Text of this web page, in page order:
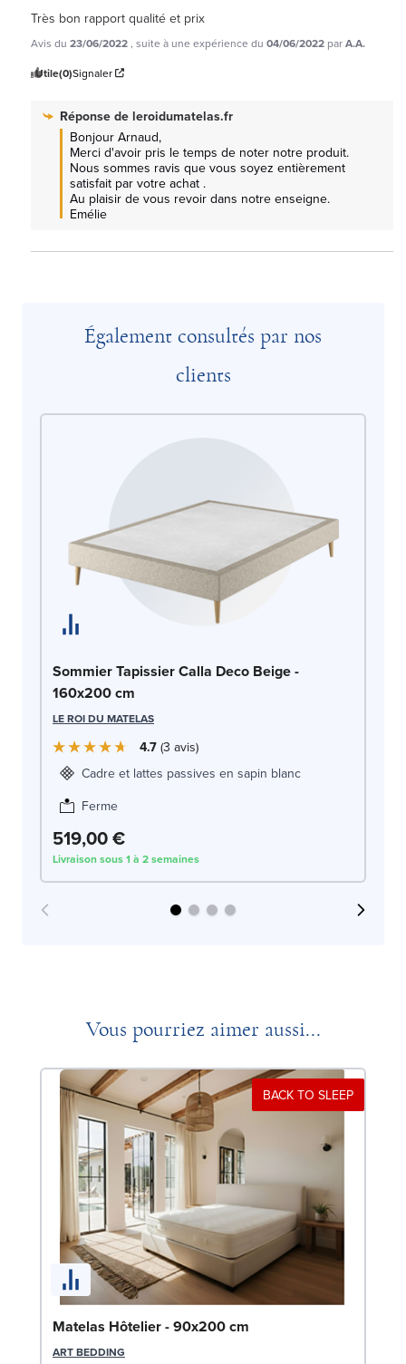
Très bon rapport qualité et prix
Avis du 23/06/2022, suite à une expérience du 04/06/2022 parA.A.
Utile(0)Signaler
Réponse de leroidumatelas.fr
Bonjour Arnaud,
Merci d'avoir pris le temps de noter notre produit.
Nous sommes ravis que vous soyez entièrement
satisfait par votre achat .
Au plaisir de vous revoir dans notre enseigne.
Emélie
Également consultés par nos
clients
Sommier Tapissier Calla Deco Beige -
160x200 cm
LE ROI DU MATELAS
4.7 3 avis
Cadre et lattes passives en sapin blanc
Ferme
519,00 €
Livraison sous 1 à 2 semaines
Vous pourriez aimer aussi...
BACK TO SLEEP
Matelas Hôtelier - 90x200 cm
ART BEDDING